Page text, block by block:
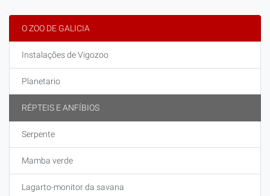
O ZOO DE GALICIA
Instalações de Vigozoo
Planetario
RÉPTEIS E ANFÍBIOS
Serpente
Mamba verde
Lagarto-monitor da savana